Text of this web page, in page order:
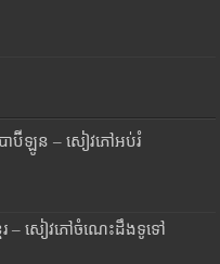
ាប៊ីឡូន – សៀវភៅអប់រំ
រ – សៀវភៅចំណេះដឹងទូទៅ